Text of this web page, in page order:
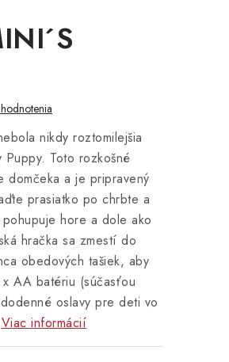
nikdy roztomilejšia
Toto rozkošné
domčeka a je pripravený
prasiatko po chrbte a
hore a dole ako
hračka sa zmestí do
obedových tašiek, aby
AA batériu (súčasťou
oslavy pre deti vo
Viac informácií